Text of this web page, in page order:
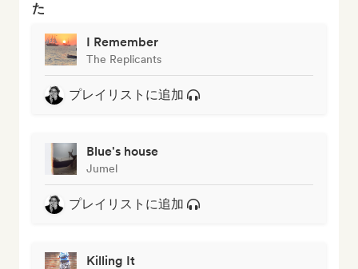
た
I Remember
The Replicants
プレイリストに追加
Blue's house
Jumel
プレイリストに追加
Killing It